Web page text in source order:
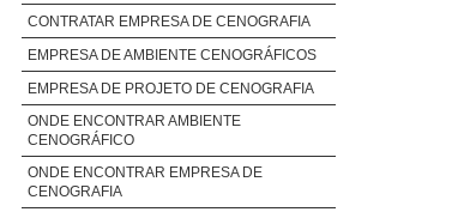
CONTRATAR EMPRESA DE CENOGRAFIA
EMPRESA DE AMBIENTE CENOGRÁFICOS
EMPRESA DE PROJETO DE CENOGRAFIA
ONDE ENCONTRAR AMBIENTE
CENOGRÁFICO
ONDE ENCONTRAR EMPRESA DE
CENOGRAFIA